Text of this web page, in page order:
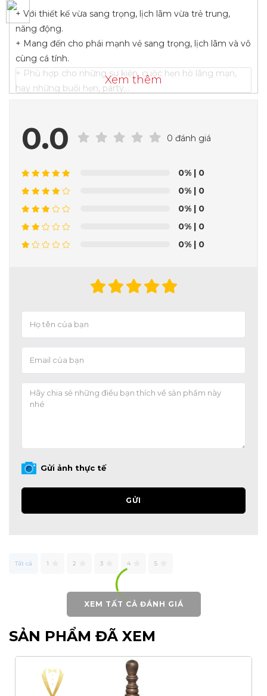
+ Với thiết kế vừa sang trọng, lịch lãm vừa trẻ trung,
năng động.
+ Mang đến cho phái mạnh vẻ sang trọng, lịch lãm và vô
cùng cá tính.
+ Phù hợp cho những sự kiện, cuộc hẹn hò lãng mạn,
hay những buổi hẹn, party…
+ Có đủ các size, phù hợp cho mọi số đo.
VEST VIỆT - LET BE A GENTLMEN
#veston #vestnamdep #vestcuoidep #vestcuoi
#vestnam #sominam #quanaunam #Maydodongphuc
VESTVIET - CHUYÊN CUNG CẤP ĐỒNG PHỤC - SUIT
MAY SẴN - MAY ĐO TP.HCM.
Hãy liên hệ với Vest Việt để được tư vấn và đặt
hàng ngay hôm nay:
Địa chỉ:294 Ngô Quyền, Phường 8, Quận 10.
Điện thoại:093.862.0261 - 0925.777.337.
Email:
#đongphuc #dongphuc #dongphuchocsinhnhatban
#đồngphục #dongphucvest #đồngphụcvestnam
Xem thêm
0.0 0 đánh giá
0% | 0
0% | 0
0% | 0
0% | 0
0% | 0
Gửi ảnh thực tế
GỬI
Tất cả 1 2 3 4 5
XEM TẤT CẢ ĐÁNH GIÁ
SẢN PHẨM ĐÃ XEM